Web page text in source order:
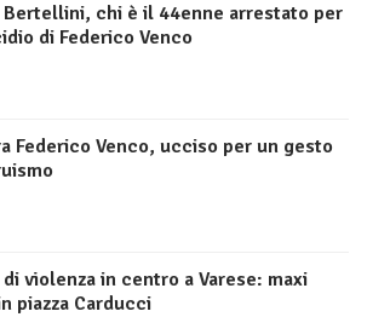
Bertellini, chi è il 44enne arrestato per
di Federico Venco
Federico Venco, ucciso per un gesto
violenza in centro a Varese: maxi
piazza Carducci